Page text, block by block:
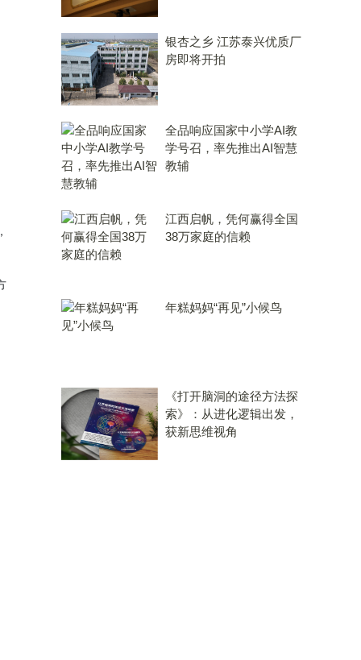
银杏之乡 江苏泰兴优质厂
房即将开拍
全品响应国家中小学AI教
学号召，率先推出AI智慧
教辅
江西启帆，凭何赢得全国
38万家庭的信赖
年糕妈妈“再见”小候鸟
《打开脑洞的途径方法探
索》：从进化逻辑出发，
获新思维视角